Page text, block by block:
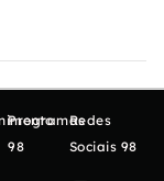
Programas
98
Redes
Sociais 98